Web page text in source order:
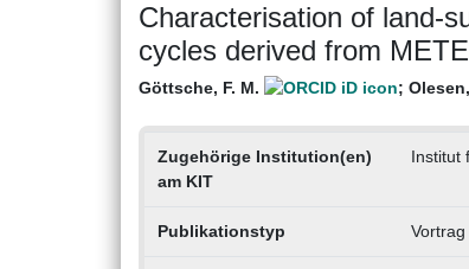
Characterisation of land-
cycles derived from
Göttsche, F. M. ;
Zugehörige Institution(en)
am KIT
Institut
Publikationstyp Vortrag